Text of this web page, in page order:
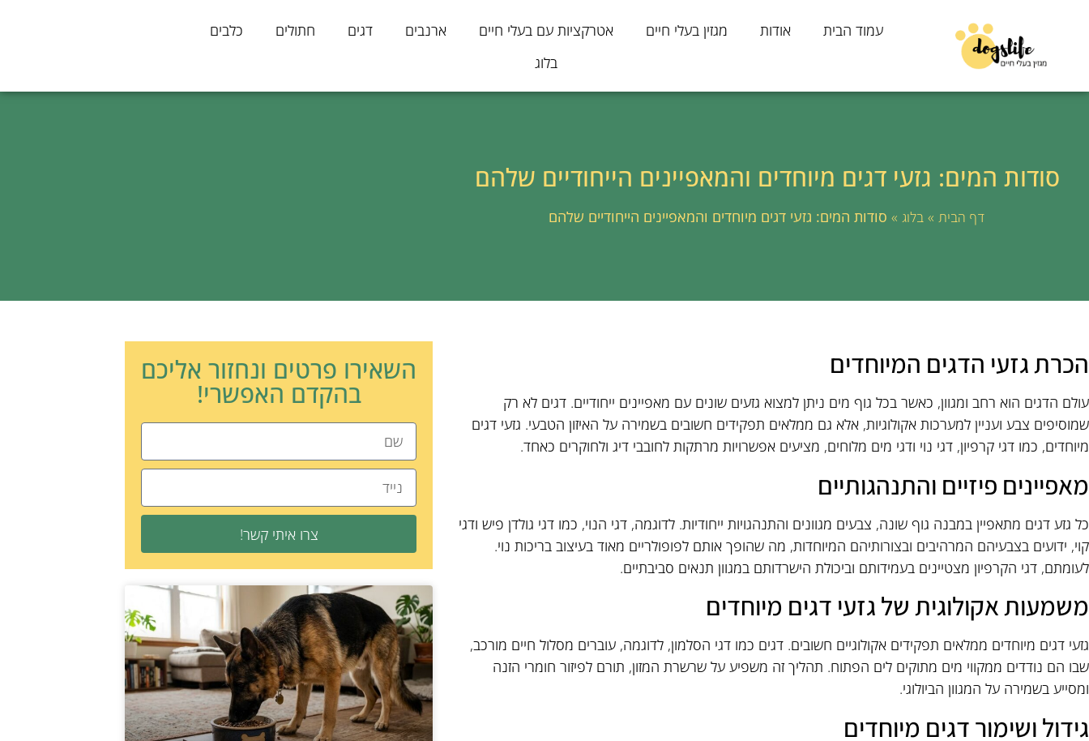
עמוד הבית אודות מגזין בעלי חיים אטרקציות עם בעלי חיים ארנבים דגים חתולים
כלבים
בלוג
סודות המים: גזעי דגים מיוחדים והמאפיינים הייחודיים שלהם
דף הבית » בלוג » סודות המים: גזעי דגים מיוחדים והמאפיינים הייחודיים שלהם
הכרת גזעי הדגים המיוחדים
עולם הדגים הוא רחב ומגוון, כאשר בכל גוף מים ניתן למצוא גזעים שונים עם מאפיינים ייחודיים. דגים לא רק
שמוסיפים צבע ועניין למערכות אקולוגיות, אלא גם ממלאים תפקידים חשובים בשמירה על האיזון הטבעי. גזעי דגים
מיוחדים, כמו דגי קרפיון, דגי נוי ודגי מים מלוחים, מציעים אפשרויות מרתקות לחובבי דיג ולחוקרים כאחד.
מאפיינים פיזיים והתנהגותיים
כל גזע דגים מתאפיין במבנה גוף שונה, צבעים מגוונים והתנהגויות ייחודיות. לדוגמה, דגי הנוי, כמו דגי גולדן פיש ודגי
קוי, ידועים בצבעיהם המרהיבים ובצורותיהם המיוחדות, מה שהופך אותם לפופולריים מאוד בעיצוב בריכות נוי.
לעומתם, דגי הקרפיון מצטיינים בעמידותם וביכולת הישרדותם במגוון תנאים סביבתיים.
משמעות אקולוגית של גזעי דגים מיוחדים
גזעי דגים מיוחדים ממלאים תפקידים אקולוגיים חשובים. דגים כמו דגי הסלמון, לדוגמה, עוברים מסלול חיים מורכב,
שבו הם נודדים ממקווי מים מתוקים לים הפתוח. תהליך זה משפיע על שרשרת המזון, תורם לפיזור חומרי הזנה
ומסייע בשמירה על המגוון הביולוגי.
גידול ושימור דגים מיוחדים
השאירו פרטים ונחזור אליכם
בהקדם האפשרי!
צרו איתי קשר!